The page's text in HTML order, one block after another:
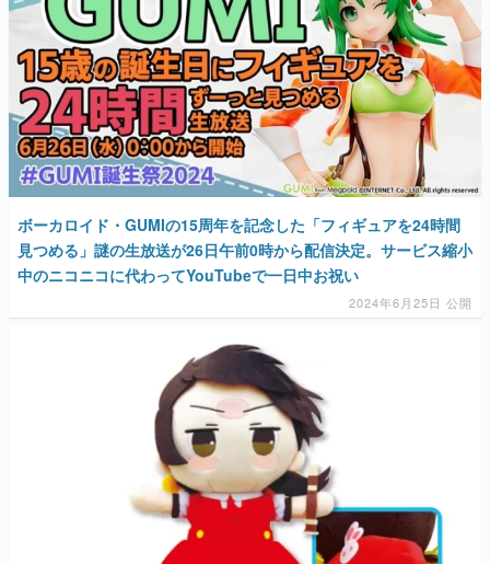
ボーカロイド・GUMIの15周年を記念した「フィギュアを24時間
見つめる」謎の生放送が26日午前0時から配信決定。サービス縮小
中のニコニコに代わってYouTubeで一日中お祝い
2024年6月25日 公開